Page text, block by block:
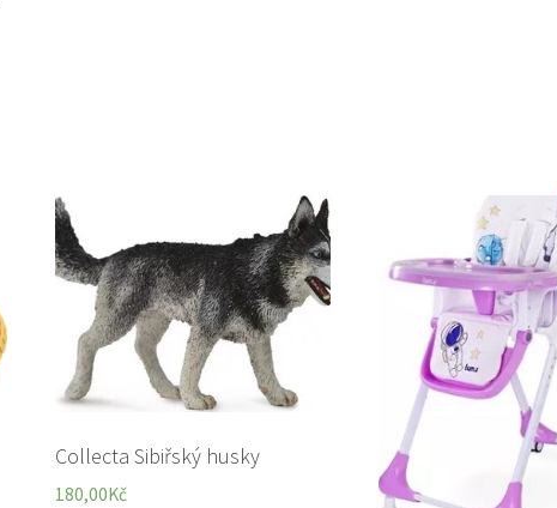
Collecta Sibiřský husky
180,00Kč